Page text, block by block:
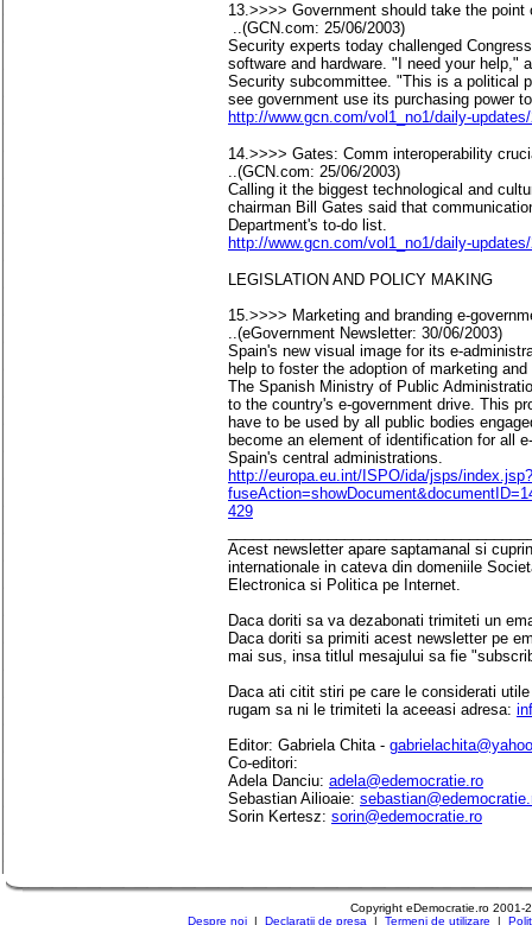
13.>>>> Government should take the
..(GCN.com: 25/06/2003)
Security experts today challenged
software and hardware. "I need your help,"
Security subcommittee. "This is a political
see government use its purchasing power
http://www.gcn.com/vol1_no1/daily-
14.>>>> Gates: Comm interoperability
..(GCN.com: 25/06/2003)
Calling it the biggest technological and
chairman Bill Gates said that
Department's to-do list.
http://www.gcn.com/vol1_no1/daily-
LEGISLATION AND POLICY MAKING
15.>>>> Marketing and branding e-
..(eGovernment Newsletter: 30/06/2003)
Spain's new visual image for its e-
help to foster the adoption of marketing
The Spanish Ministry of Public
to the country's e-government drive. This
have to be used by all public bodies
become an element of identification for all
Spain's central administrations.
http://europa.eu.int/ISPO/ida/jsps/index.jsp?
429
Acest newsletter apare saptamanal si
internationale in cateva din domeniile
Electronica si Politica pe Internet.
Daca doriti sa va dezabonati trimiteti un
Daca doriti sa primiti acest newsletter pe
mai sus, insa titlul mesajului sa fie
Daca ati citit stiri pe care le considerati
rugam sa ni le trimiteti la aceeasi adresa:
Editor: Gabriela Chita -
Co-editori:
Adela Danciu: adela@edemocratie.ro
Sebastian Ailioaie:
Sorin Kertesz: sorin@edemocratie.ro
Copyright eDemocratie.ro 2001-
Despre noi| Declaratii de presa | Termeni de utilizare |